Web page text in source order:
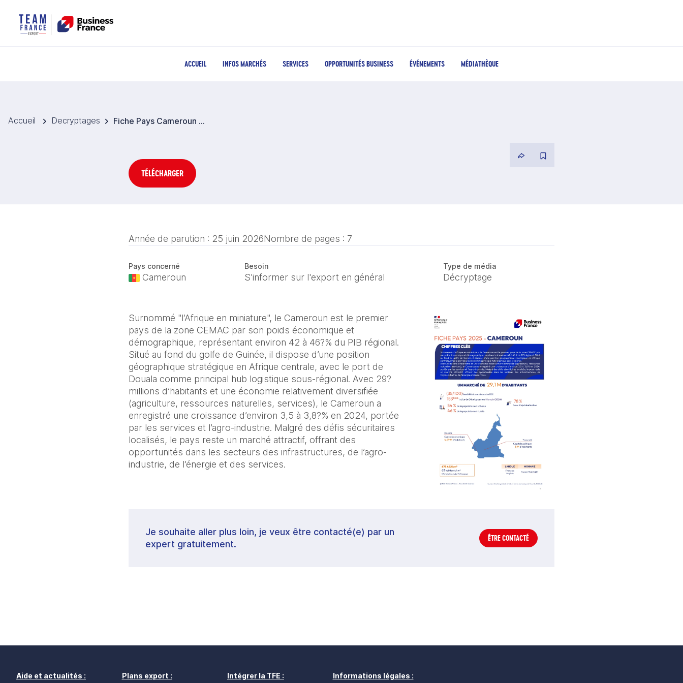
ACCUEIL INFOS MARCHÉS SERVICES OPPORTUNITÉS BUSINESS ÉVÉNEMENTS MÉDIATHÈQUE
Accueil Decryptages Fiche Pays Cameroun 2026
TÉLÉCHARGER
Année de parution : 25 juin 2026Nombre de pages : 7
Pays concerné
Cameroun
Besoin
S'informer sur l'export en général
Type de média
Décryptage
Surnommé "l’Afrique en miniature", le Cameroun est le premier
pays de la zone CEMAC par son poids économique et
démographique, représentant environ 42 à 46?% du PIB régional.
Situé au fond du golfe de Guinée, il dispose d’une position
géographique stratégique en Afrique centrale, avec le port de
Douala comme principal hub logistique sous-régional. Avec 29?
millions d’habitants et une économie relativement diversifiée
(agriculture, ressources naturelles, services), le Cameroun a
enregistré une croissance d’environ 3,5 à 3,8?% en 2024, portée
par les services et l’agro-industrie. Malgré des défis sécuritaires
localisés, le pays reste un marché attractif, offrant des
opportunités dans les secteurs des infrastructures, de l’agro-
industrie, de l’énergie et des services.
Je souhaite aller plus loin, je veux être contacté(e) par un
expert gratuitement.
ÊTRE CONTACTÉ
Aide et actualités : Plans export : Intégrer la TFE : Informations légales :